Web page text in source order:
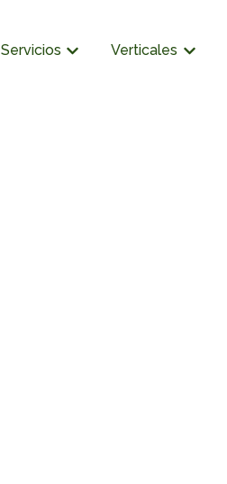
Servicios
Mostrar submenú de
Verticales